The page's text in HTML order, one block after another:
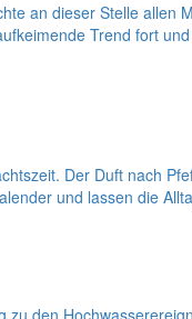
an dieser Stelle
Trend fort
Der Duft nach
und lassen die